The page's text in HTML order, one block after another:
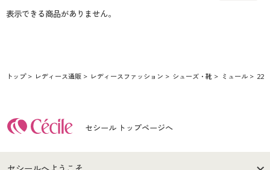
表示できる商品がありません。
トップ レディース通販 レディースファッション シューズ・靴 ミュール
セシール トップページへ